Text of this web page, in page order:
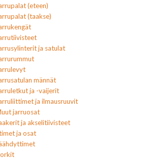
(eteen)
(taakse)
ja satulat
männät
ja -vaijerit
ja ilmausruuvit
jarruosat
ja akselitiivisteet
ja osat